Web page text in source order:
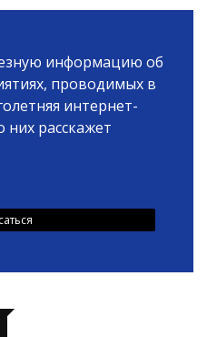
информацию об
проводимых в
интернет-
них расскажет